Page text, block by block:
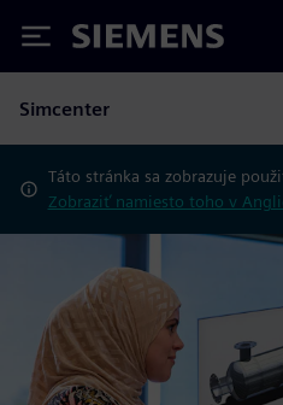
Siemens
Simcenter
Táto stránka sa zobrazuje
Zobraziť namiesto toho v